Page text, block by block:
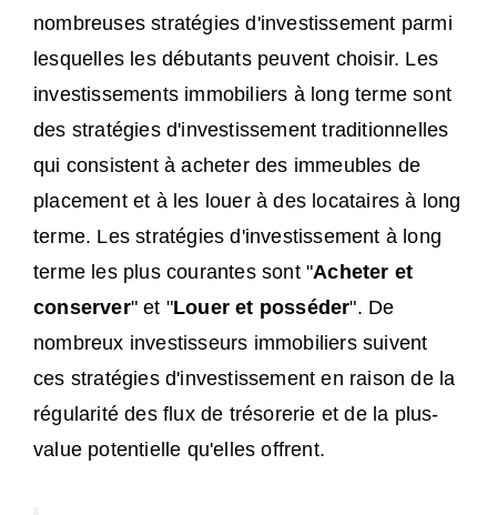
nombreuses stratégies d'investissement parmi
lesquelles les débutants peuvent choisir. Les
investissements immobiliers à long terme sont
des stratégies d'investissement traditionnelles
qui consistent à acheter des immeubles de
placement et à les louer à des locataires à long
terme. Les stratégies d'investissement à long
terme les plus courantes sont "Acheter et
conserver" et "Louer et posséder". De
nombreux investisseurs immobiliers suivent
ces stratégies d'investissement en raison de la
régularité des flux de trésorerie et de la plus-
value potentielle qu'elles offrent.